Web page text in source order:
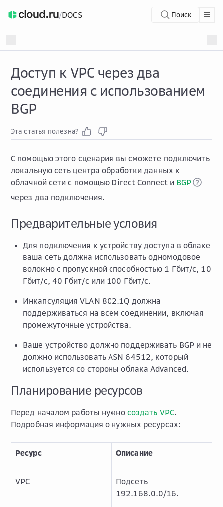
/DOCS Поиск
Доступ к VPC через два
соединения с использованием
BGP
Эта статья полезна?
С помощью этого сценария вы сможете подключить
локальную сеть центра обработки данных к
облачной сети с помощью Direct Connect и BGP
через два подключения.
Предварительные условия
Для подключения к устройству доступа в облаке
ваша сеть должна использовать одномодовое
волокно с пропускной способностью 1 Гбит/c, 10
Гбит/с, 40 Гбит/с или 100 Гбит/с.
Инкапсуляция VLAN 802.1Q должна
поддерживаться на всем соединении, включая
промежуточные устройства.
Ваше устройство должно поддерживать BGP и не
должно использовать ASN 64512, который
используется со стороны облака Advanced.
Планирование ресурсов
Перед началом работы нужно создать VPC.
Подробная информация о нужных ресурсах:
Ресурс Описание
VPC
Подсеть
192.168.0.0/16.